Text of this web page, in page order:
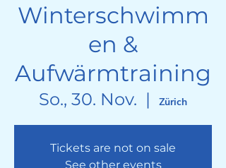
Winterschwimm
en &
Aufwärmtraining
So., 30. Nov.
  |
Zürich
Tickets are not on sale
See other events